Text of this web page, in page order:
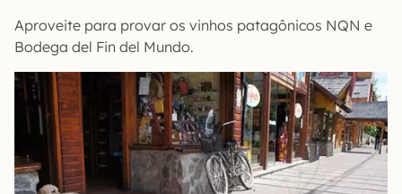
Aproveite para provar os vinhos patagônicos NQN e
Bodega del Fin del Mundo.